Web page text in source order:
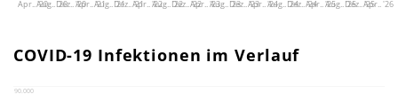
Apr.. '20Aug.. '20Dez.. '20Apr.. '21Aug.. '21Dez.. '21Apr.. '22Aug.. '22Dez.. '22Apr.. '23Aug.. '23Dez.. '23Apr.. '24Aug.. '24Dez.. '24Apr.. '25Aug.. '25Dez.. '25Apr.. '26
COVID-19 Infektionen im Verlauf
90.000